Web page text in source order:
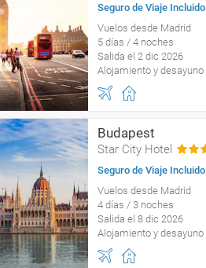
Seguro de Viaje Incluido
Vuelos desde Madrid
5 días / 4 noches
Salida el 2 dic 2026
Alojamiento y desayuno
Budapest
Star City Hotel
Seguro de Viaje Incluido
Vuelos desde Madrid
4 días / 3 noches
Salida el 8 dic 2026
Alojamiento y desayuno